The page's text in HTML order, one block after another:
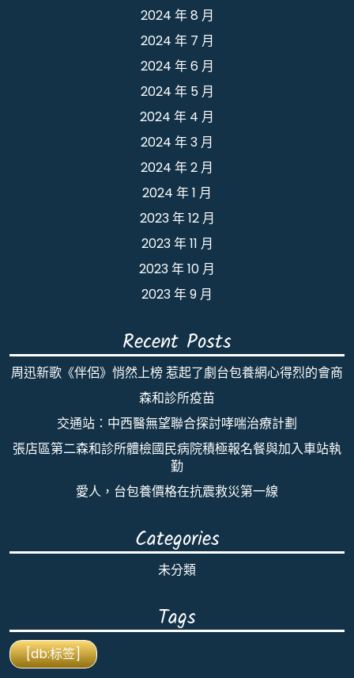
2024 年 8 月
2024 年 7 月
2024 年 6 月
2024 年 5 月
2024 年 4 月
2024 年 3 月
2024 年 2 月
2024 年 1 月
2023 年 12 月
2023 年 11 月
2023 年 10 月
2023 年 9 月
Recent Posts
周迅新歌《伴侶》悄然上榜 惹起了劇台包養網心得烈的會商
森和診所疫苗
交通站：中西醫無望聯合探討哮喘治療計劃
張店區第二森和診所體檢國民病院積極報名餐與加入車站執
勤
愛人，台包養價格在抗震救災第一線
Categories
未分類
Tags
[db:标签]